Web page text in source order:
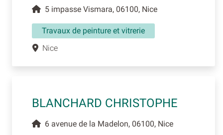
5 impasse Vismara, 06100, Nice
Travaux de peinture et vitrerie
Nice
BLANCHARD CHRISTOPHE
6 avenue de la Madelon, 06100, Nice